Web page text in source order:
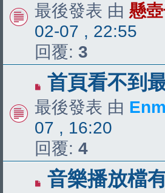
最後發表 由 懸
02-07 , 22:55
回覆: 3
首頁看不到
最後發表 由
07 , 16:20
回覆: 4
音樂播放檔